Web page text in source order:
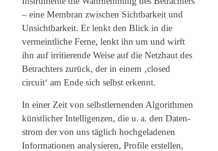
– eine Membran zwischen Sichtbarkeit und
Unsichtbarkeit. Er lenkt den Blick in die
vermeintliche Ferne, lenkt ihn um und wirft
ihn auf irritierende Weise auf die Netzhaut des
Betrachters zurück, der in einem ‚closed
circuit‘ am Ende sich selbst erkennt.
In einer Zeit von selbstlernenden Algorithmen
künstlicher Intelligenzen, die u. a. den Daten­
strom der von uns täglich hochgeladenen
Informationen analysieren, Profile erstellen,